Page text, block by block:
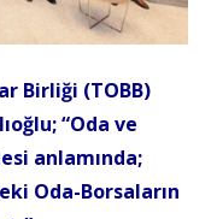
Birliği (TOBB)
“Oda ve
anlamında;
Oda-Borsaların